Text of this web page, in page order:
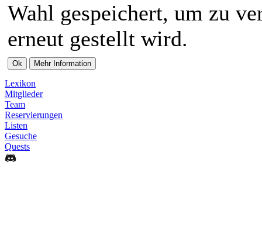
Wahl gespeichert, um zu
erneut gestellt wird.
Lexikon
Mitglieder
Team
Reservierungen
Listen
Gesuche
Quests